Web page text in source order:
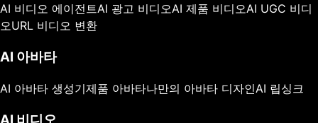
AI 비디오 에이전트AI 광고 비디오AI 제품 비디오AI UGC 비디
오URL 비디오 변환
AI 아바타
AI 아바타 생성기제품 아바타나만의 아바타 디자인AI 립싱크